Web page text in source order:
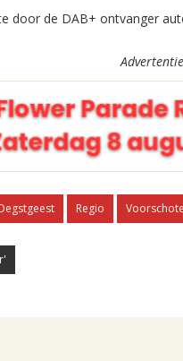
door de DAB+ ontvanger
Advertentie
Regio